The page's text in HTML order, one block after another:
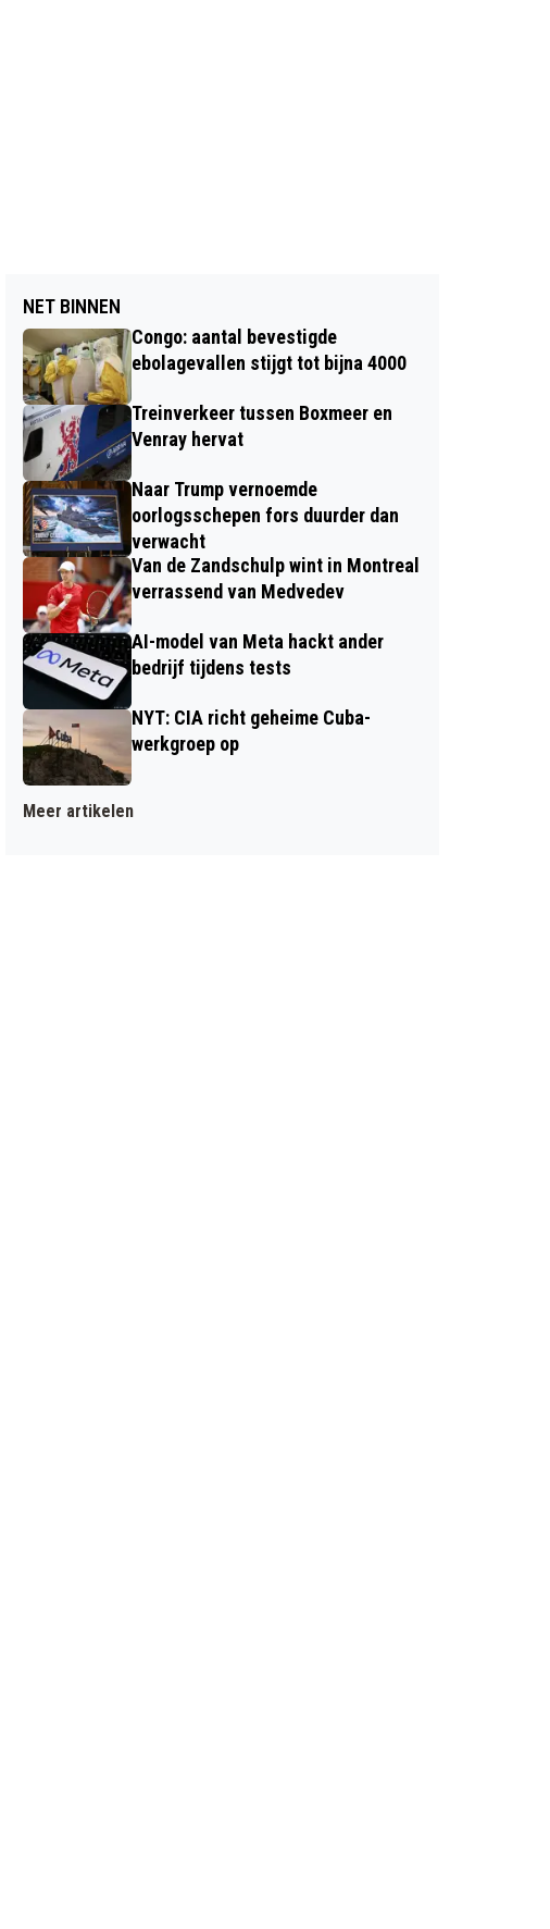
NET BINNEN
Congo: aantal bevestigde
ebolagevallen stijgt tot bijna 4000
Treinverkeer tussen Boxmeer en
Venray hervat
Naar Trump vernoemde
oorlogsschepen fors duurder dan
verwacht
Van de Zandschulp wint in Montreal
verrassend van Medvedev
AI-model van Meta hackt ander
bedrijf tijdens tests
NYT: CIA richt geheime Cuba-
werkgroep op
Meer artikelen